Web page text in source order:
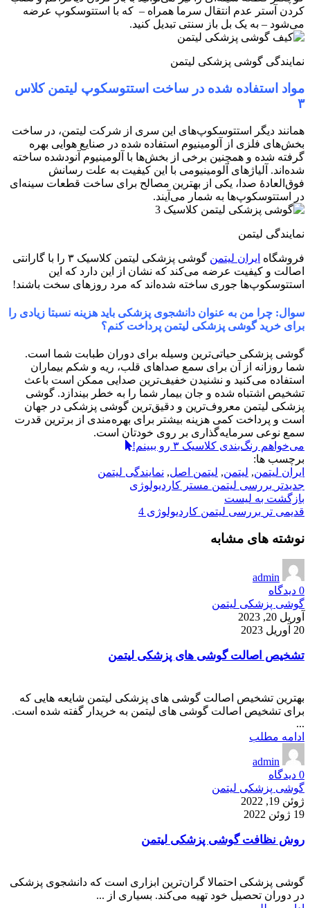
کردن آستر عدم انتقال سرما همراه – که با استتوسکوپ عرضه
می‌شود – به یک بل باز سنتی تبدیل کنید.
نمایندگی گوشی پزشکی لیتمن
مواد استفاده شده در ساخت استتوسکوپ لیتمن کلاس
۳
همانند دیگر استتوسکوپ‌های این سری از شرکت لیتمن، در ساخت
بخش‌های فلزی از آلومینیوم استفاده شده در صنایع هوایی بهره
گرفته شده و همچنین برخی از بخش‌ها با آلومینیوم آنودشده ساخته
شده‌اند.​ آلیاژهای آلومینیومی با این کیفیت به علت رسانش
فوق‌العادهٔ صدا، یکی از بهترین مصالح برای ساخت قطعات سینه‌ای
در استتوسکوپ‌ها به شمار می‌آیند.
نمایندگی لیتمن
فروشگاه ایران لیتمن
گوشی پزشکی لیتمن کلاسیک ۳ را با گارانتی
اصالت و کیفیت عرضه می‌کند که نشان از این دارد که این
استتوسکوپ‌ها جوری ساخته شده‌اند که مرد روزهای سخت باشند!
سوال: چرا من به عنوان دانشجوی پزشکی باید هزینه نسبتا زیادی را
برای خرید گوشی پزشکی لیتمن پرداخت کنم؟
گوشی پزشکی حیاتی‌ترین وسیله برای دوران طبابت شما است.
شما روزانه از آن برای سمع صداهای قلب، ریه و شکم بیماران
استفاده می‌کنید و نشنیدن خفیف‌ترین صدایی ممکن است باعث
تشخیص اشتباه شده و جان بیمار شما را به خطر بیندازد. گوشی
پزشکی لیتمن معروف‌ترین و دقیق‌ترین گوشی پزشکی در جهان
است و پرداخت کمی هزینه بیشتر برای بهره‌مندی از برترین قدرت
سمع نوعی سرمایه‌گذاری بر روی خودتان است.
می‌خواهم رنگ‌بندی کلاسیک ۳ رو ببینم!
برچسب ها:
ایران لیتمن, لیتمن, لیتمن اصل, نمایندگی لیتمن
جدیدتر بررسی لیتمن مستر کاردیولوژی
بازگشت به لیست
قدیمی تر بررسی لیتمن کاردیولوژی 4
نوشته های مشابه
admin
0 دیدگاه
گوشی پزشکی لیتمن
آوریل 20, 2023
20 آوریل 2023
تشخیص اصالت گوشی های پزشکی لیتمن
بهترین تشخیص اصالت گوشی های پزشکی لیتمن شایعه هایی که
برای تشخیص اصالت گوشی های لیتمن به خریدار گفته شده است.
...
ادامه مطلب
admin
0 دیدگاه
گوشی پزشکی لیتمن
ژوئن 19, 2022
19 ژوئن 2022
روش نظافت گوشی پزشکی لیتمن
گوشی پزشکی احتمالا گران‌ترین ابزاری است که دانشجوی پزشکی
در دوران تحصیل خود تهیه می‌کند. بسیاری از ...